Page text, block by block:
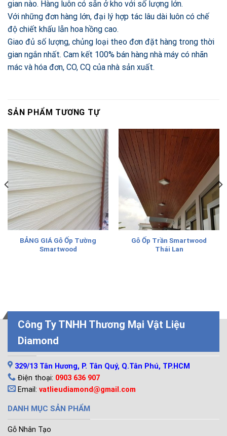
gian nào. Hàng luôn có sẵn ở kho với số lượng lớn.
Với những đơn hàng lớn, đại lý hợp tác lâu dài luôn có chế
độ chiết khấu lẫn hoa hồng cao.
Giao đủ số lượng, chủng loại theo đơn đặt hàng trong thời
gian ngắn nhất. Cam kết 100% bán hàng nhà máy có nhãn
mác và hóa đơn, CO, CQ của nhà sản xuất.
SẢN PHẨM TƯƠNG TỰ
BẢNG GIÁ Gỗ Ốp Tường
Smartwood
Gỗ Ốp Trần Smartwood
Thái Lan
Công Ty TNHH Thương Mại Vật Liệu
Diamond
LIÊN HỆ
329/13 Tân Hương, P. Tân Quý, Q.Tân Phú, TP.HCM
Điện thoại: 0903 636 907
Email: vatlieudiamond@gmail.com
DANH MỤC SẢN PHẨM
Gỗ Nhân Tạo